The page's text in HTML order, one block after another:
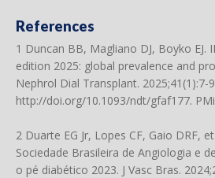
References
1 Duncan BB, Magliano DJ, Boyko EJ.
edition 2025: global prevalence and
Nephrol Dial Transplant. 2025;41(1):7-
http://doi.org/10.1093/ndt/gfaf177.
2 Duarte EG Jr, Lopes CF, Gaio DRF,
Sociedade Brasileira de Angiologia e
o pé diabético 2023. J Vasc Bras.